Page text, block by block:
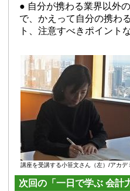
● 自分が携わる業界以外
で、かえって自分の携わ
ト、注意すべきポイント
講座を受講する小笹文さん（左）/アカデ
次回の「一日で学ぶ 会計